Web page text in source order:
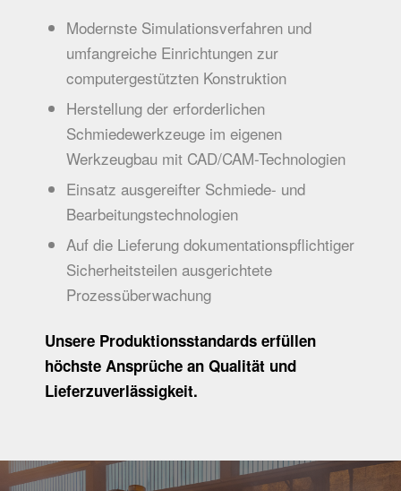
Modernste Simulationsverfahren und
umfangreiche Einrichtungen zur
computergestützten Konstruktion
Herstellung der erforderlichen
Schmiedewerkzeuge im eigenen
Werkzeugbau mit CAD/CAM-Technologien
Einsatz ausgereifter Schmiede- und
Bearbeitungstechnologien
Auf die Lieferung dokumentationspflichtiger
Sicherheitsteilen ausgerichtete
Prozessüberwachung
Unsere Produktionsstandards erfüllen
höchste Ansprüche an Qualität und
Lieferzuverlässigkeit.